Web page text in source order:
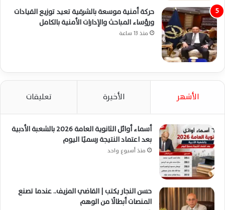
حركة أمنية موسعة بالشرقية تعيد توزيع القيادات
ورؤساء المباحث والإدارات الأمنية بالكامل
منذ 13 ساعة
الأشهر الأخيرة تعليقات
أسماء أوائل الثانوية العامة 2026 بالشعبة الأدبية
بعد اعتماد النتيجة رسميًا اليوم
منذ أسبوع واحد
حسن النجار يكتب | القاضي المزيف.. عندما تصنع
المنصات أبطالًا من الوهم